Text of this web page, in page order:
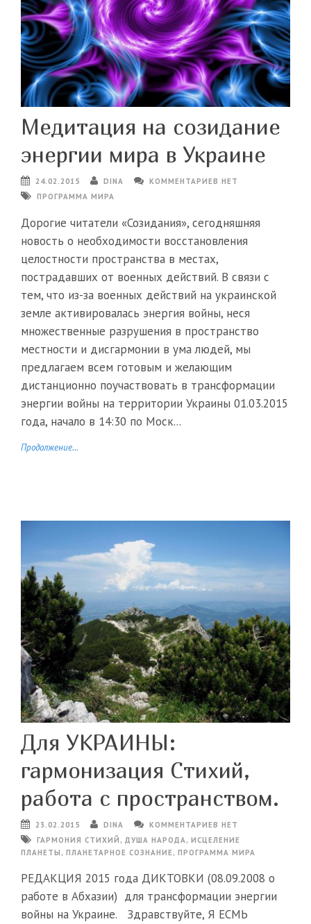
Медитация на созидание
энергии мира в Украине
24.02.2015 DINA
КОММЕНТАРИЕВ НЕТ
ПРОГРАММА МИРА
Дорогие читатели «Созидания», сегодняшняя
новость о необходимости восстановления
целостности пространства в местах,
пострадавших от военных действий. В связи с
тем, что из-за военных действий на украинской
земле активировалась энергия войны, неся
множественные разрушения в пространство
местности и дисгармонии в ума людей, мы
предлагаем всем готовым и желающим
дистанционно поучаствовать в трансформации
энергии войны на территории Украины 01.03.2015
года, начало в 14:30 по Моск...
Продолжение...
Для УКРАИНЫ:
гармонизация Стихий,
работа с пространством.
23.02.2015 DINA
КОММЕНТАРИЕВ НЕТ
ГАРМОНИЯ СТИХИЙ , ДУША НАРОДА, ИСЦЕЛЕНИЕ
ПЛАНЕТЫ , ПЛАНЕТАРНОЕ СОЗНАНИЕ, ПРОГРАММА МИРА
РЕДАКЦИЯ 2015 года ДИКТОВКИ (08.09.2008 о
работе в Абхазии) для трансформации энергии
войны на Украине. Здравствуйте, Я ЕСМЬ